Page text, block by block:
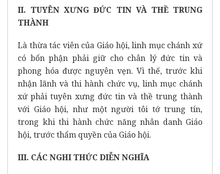
II. TUYÊN XƯNG ĐỨC TIN VÀ THỀ TRUNG
THÀNH
Là thừa tác viên của Giáo hội, linh mục chánh xứ
có bổn phận phải giữ cho chân lý đức tin và
phong hóa được nguyên vẹn. Vì thế, trước khi
nhận lãnh và thi hành chức vụ, linh mục chánh
xứ phải tuyên xưng đức tin và thề trung thành
với Giáo hội, như một người tôi tớ trung tín,
trong khi thi hành chức năng nhân danh Giáo
hội, trước thẩm quyền của Giáo hội.
III. CÁC NGHI THỨC DIỄN NGHĨA